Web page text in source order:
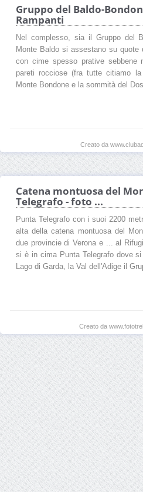
Gruppo del Baldo-
Rampanti
Nel complesso, sia il Gruppo del
Monte Baldo si assestano su quote
con cime spesso prative sebbene
pareti rocciose (fra tutte citiamo
Monte Bondone e la sommità del
Creato da
Catena montuosa del
Telegrafo - foto ...
Punta Telegrafo con i suoi 2200
alta della catena montuosa del
due provincie di Verona e ... al
si è in cima Punta Telegrafo dove si
Lago di Garda, la Val dell'Adige il
Creato da